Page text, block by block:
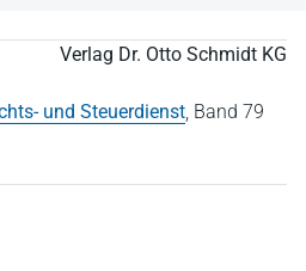
Verlag Dr. Otto Schmidt KG
und Steuerdienst, Band 79